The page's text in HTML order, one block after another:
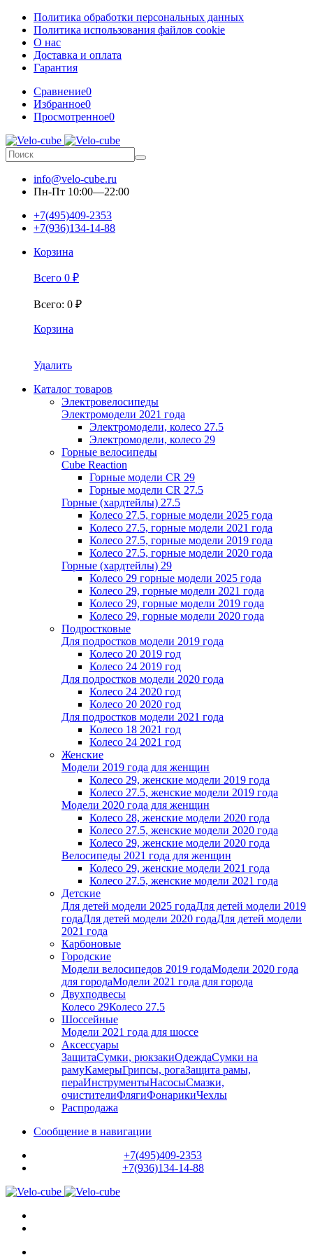
Политика обработки персональных данных
Политика использования файлов cookie
О нас
Доставка и оплата
Гарантия
Сравнение0
Избранное0
Просмотренное0
info@velo-cube.ru
Пн-Пт 10:00—22:00
+7(495)409-2353
+7(936)134-14-88
Корзина
Всего 0 ₽
Всего: 0 ₽
Корзина
Удалить
Каталог товаров
Электровелосипеды
Электромодели 2021 года
Электромодели, колесо 27.5
Электромодели, колесо 29
Горные велосипеды
Cube Reaction
Горные модели CR 29
Горные модели CR 27.5
Горные (хардтейлы) 27.5
Колесо 27.5, горные модели 2025 года
Колесо 27.5, горные модели 2021 года
Колесо 27.5, горные модели 2019 года
Колесо 27.5, горные модели 2020 года
Горные (хардтейлы) 29
Колесо 29 горные модели 2025 года
Колесо 29, горные модели 2021 года
Колесо 29, горные модели 2019 года
Колесо 29, горные модели 2020 года
Подростковые
Для подростков модели 2019 года
Колесо 20 2019 год
Колесо 24 2019 год
Для подростков модели 2020 года
Колесо 24 2020 год
Колесо 20 2020 год
Для подростков модели 2021 года
Колесо 18 2021 год
Колесо 24 2021 год
Женскиe
Модели 2019 года для женщин
Колесо 29, женские модели 2019 года
Колесо 27.5, женские модели 2019 года
Модели 2020 года для женщин
Колесо 28, женские модели 2020 года
Колесо 27.5, женские модели 2020 года
Колесо 29, женские модели 2020 года
Велосипеды 2021 года для женщин
Колесо 29, женские модели 2021 года
Колесо 27.5, женские модели 2021 года
Детские
Для детей модели 2025 годаДля детей модели 2019
годаДля детей модели 2020 годаДля детей модели
2021 года
Карбоновые
Городские
Модели велосипедов 2019 годаМодели 2020 года
для городаМодели 2021 года для города
Двухподвесы
Колесо 29Колесо 27.5
Шоссейные
Модели 2021 года для шоссе
Аксессуары
ЗащитаСумки, рюкзакиОдеждаСумки на
рамуКамерыГрипсы, рогаЗащита рамы,
пераИнструментыНасосыСмазки,
очистителиФлягиФонарикиЧехлы
Распродажа
Сообщение в навигации
+7(495)409-2353
+7(936)134-14-88